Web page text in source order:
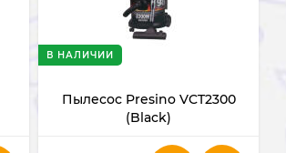
Пылесос Presino VCT2300
(Black)
В НАЛИЧИИ